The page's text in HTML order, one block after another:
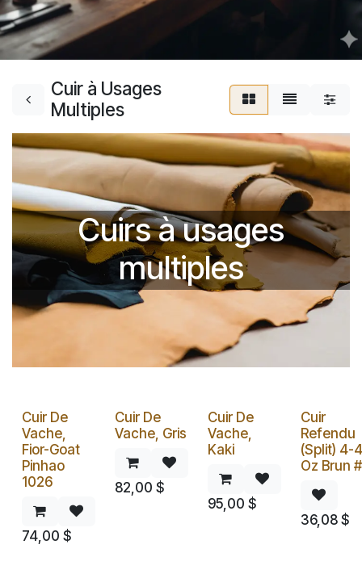
Cuir à Usages
Multiples
Cuirs à usages
multiples
Cuir De
Vache,
Fior-Goat
Pinhao
1026
74,00 $
Cuir De
Vache, Gris
82,00 $
Cuir De
Vache,
Kaki
95,00 $
Cuir
Refendu
(Split) 4-
Oz Brun
36,08 $